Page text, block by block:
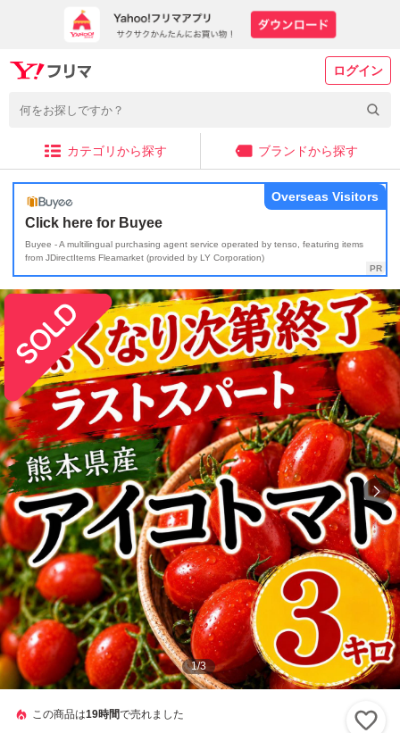
ログイン
カテゴリから探す ブランドから探す
Click here for Buyee
Buyee - A multilingual purchasing agent service operated by tenso, featuring items
from JDirectItems Fleamarket (provided by LY Corporation)
Overseas Visitors
1/3
この商品は19時間で売れました